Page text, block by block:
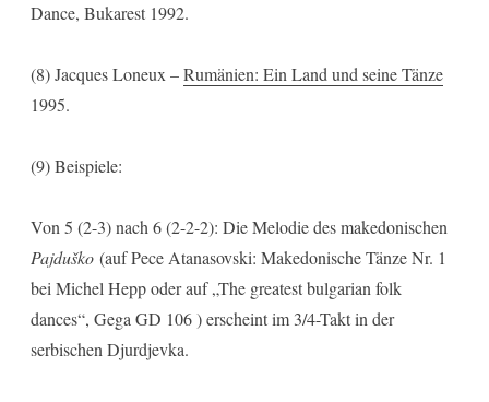
Dance, Bukarest 1992.
(8) Jacques Loneux –Rumänien: Ein Land und seine Tänze
1995.
(9) Beispiele:
Von 5 (2-3) nach 6 (2-2-2): Die Melodie des makedonischen
Pajduško (auf Pece Atanasovski: Makedonische Tänze Nr. 1
bei Michel Hepp oder auf „The greatest bulgarian folk
dances“, Gega GD 106 ) erscheint im 3/4-Takt in der
serbischen Djurdjevka.